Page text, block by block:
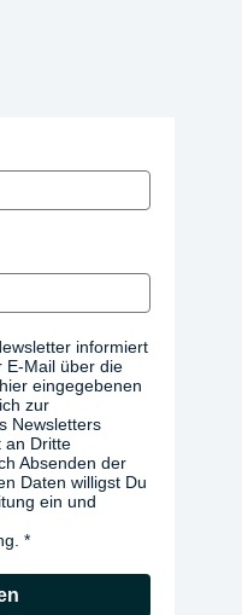
informiert
E-Mail über die
eingegebenen
zur
Newsletters
an Dritte
Absenden der
Daten willigst Du
ein und